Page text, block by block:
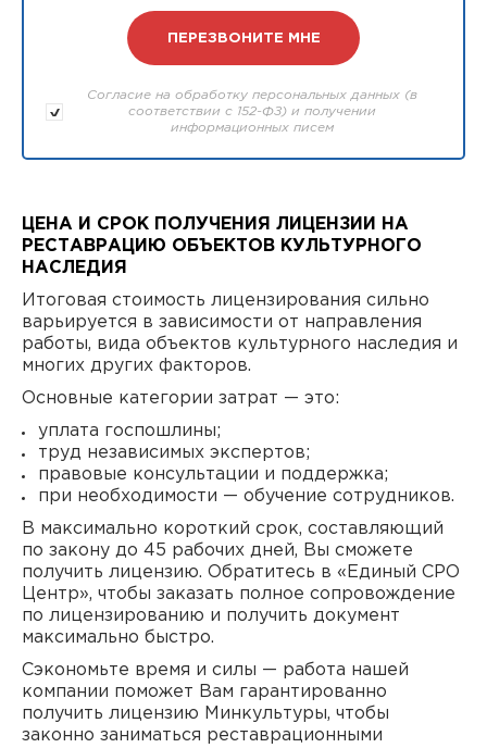
Согласие на обработку персональных данных (в
соответствии с 152-ФЗ) и получении
информационных писем
ЦЕНА И СРОК ПОЛУЧЕНИЯ ЛИЦЕНЗИИ НА
РЕСТАВРАЦИЮ ОБЪЕКТОВ КУЛЬТУРНОГО
НАСЛЕДИЯ
Итоговая стоимость лицензирования сильно
варьируется в зависимости от направления
работы, вида объектов культурного наследия и
многих других факторов.
Основные категории затрат — это:
уплата госпошлины;
труд независимых экспертов;
правовые консультации и поддержка;
при необходимости — обучение сотрудников.
В максимально короткий срок, составляющий
по закону до 45 рабочих дней, Вы сможете
получить лицензию. Обратитесь в «Единый СРО
Центр», чтобы заказать полное сопровождение
по лицензированию и получить документ
максимально быстро.
Сэкономьте время и силы — работа нашей
компании поможет Вам гарантированно
получить лицензию Минкультуры, чтобы
законно заниматься реставрационными